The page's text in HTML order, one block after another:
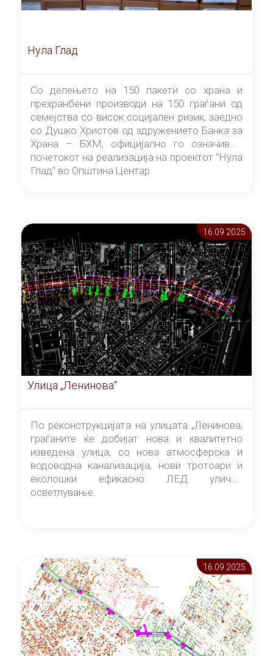
Нула Глад
Со делењето на 150 пакети со храна и
прехранбени производи на 150 граѓани од
семејства со висок социјален ризик, заедно
со Душко Христов од здружението Банка за
Храна – БХМ, официјално го означивме
почетокот на реализација на проектот “Нула
Глад“ во Општина Центар
16.09 2025
Улица „Ленинова“
По реконструкцијата на улицата „Ленинова,
граѓаните ќе добијат нова и квалитетно
изведена улица, со нова атмосферска и
водоводна канализација, нови тротоари и
еколошки ефикасно ЛЕД улично
осветлување.
16.09 2025